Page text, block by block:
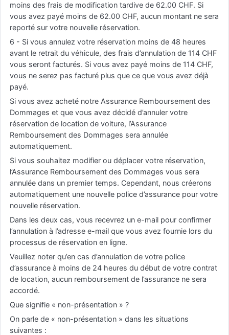
moins des frais de modification tardive de 62.00 CHF. Si
vous avez payé moins de 62.00 CHF, aucun montant ne sera
reporté sur votre nouvelle réservation.
6 - Si vous annulez votre réservation moins de 48 heures
avant le retrait du véhicule, des frais d’annulation de 114 CHF
vous seront facturés. Si vous avez payé moins de 114 CHF,
vous ne serez pas facturé plus que ce que vous avez déjà
payé.
Si vous avez acheté notre Assurance Remboursement des
Dommages et que vous avez décidé d’annuler votre
réservation de location de voiture, l’Assurance
Remboursement des Dommages sera annulée
automatiquement.
Si vous souhaitez modifier ou déplacer votre réservation,
l’Assurance Remboursement des Dommages vous sera
annulée dans un premier temps. Cependant, nous créerons
automatiquement une nouvelle police d’assurance pour votre
nouvelle réservation.
Dans les deux cas, vous recevrez un e-mail pour confirmer
l’annulation à l’adresse e-mail que vous avez fournie lors du
processus de réservation en ligne.
Veuillez noter qu’en cas d’annulation de votre police
d’assurance à moins de 24 heures du début de votre contrat
de location, aucun remboursement de l’assurance ne sera
accordé.
Que signifie « non-présentation » ?
On parle de « non-présentation » dans les situations
suivantes :